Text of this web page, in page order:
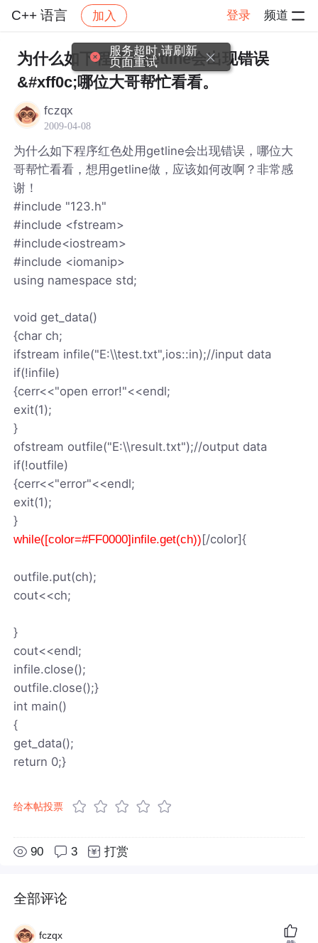
C++ 语言 加入 登录 频道
社区 C++ 语言 帖子详情
为什么如下程序用getline会出现错误
&#xff0c;哪位大哥帮忙看看。
fczqx
2009-04-08
为什么如下程序红色处用getline会出现错误，哪位大
哥帮忙看看，想用getline做，应该如何改啊？非常感
谢！
#include "123.h"
#include <fstream>
#include<iostream>
#include <iomanip>
using namespace std;
void get_data()
{char ch;
ifstream infile("E:\\test.txt",ios::in);//input data
if(!infile)
{cerr<<"open error!"<<endl;
exit(1);
}
ofstream outfile("E:\\result.txt");//output data
if(!outfile)
{cerr<<"error"<<endl;
exit(1);
}
while([color=#FF0000]infile.get(ch))[/color]{
outfile.put(ch);
cout<<ch;
}
cout<<endl;
infile.close();
outfile.close();}
int main()
{
get_data();
return 0;}
给本帖投票
90 3 打赏
全部评论
fczqx
服务超时,请刷新
页面重试